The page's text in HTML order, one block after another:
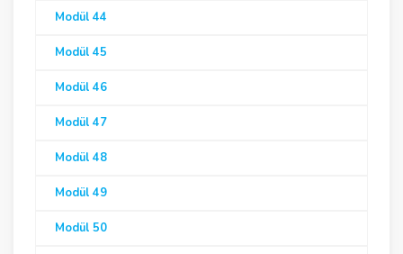
Modül 44
Modül 45
Modül 46
Modül 47
Modül 48
Modül 49
Modül 50